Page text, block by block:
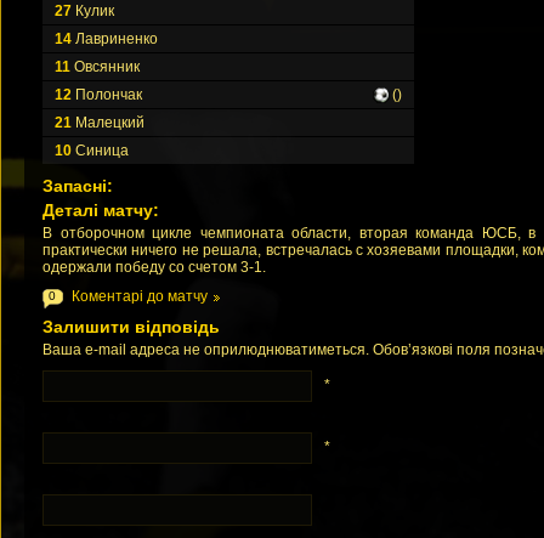
27 Кулик
14 Лавриненко
11 Овсянник
12 Полончак
()
21 Малецкий
10 Синица
Запасні:
Деталі матчу:
В отборочном цикле чемпионата области, вторая команда ЮСБ, в
практически ничего не решала, встречалась с хозяевами площадки,
одержали победу со счетом 3-1.
0 Коментарі до матчу
Залишити відповідь
Ваша e-mail адреса не оприлюднюватиметься. Обов’язкові поля
*
*